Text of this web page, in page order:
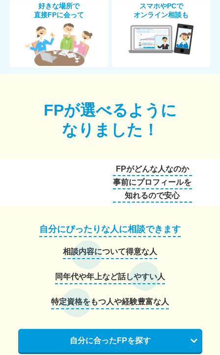
好きな場所で
直接FPに会って
スマホやPCで
オンライン相談も
FPが選べるように
なりました！
FPがどんな人なのか
事前にプロフィールを
知れるので安心
自分にぴったりな人に相談できます
相談内容について得意な人
同年代や年上など話しやすい人
特定資格をもつ人や経験豊富な人
自分に合ったFPを探す